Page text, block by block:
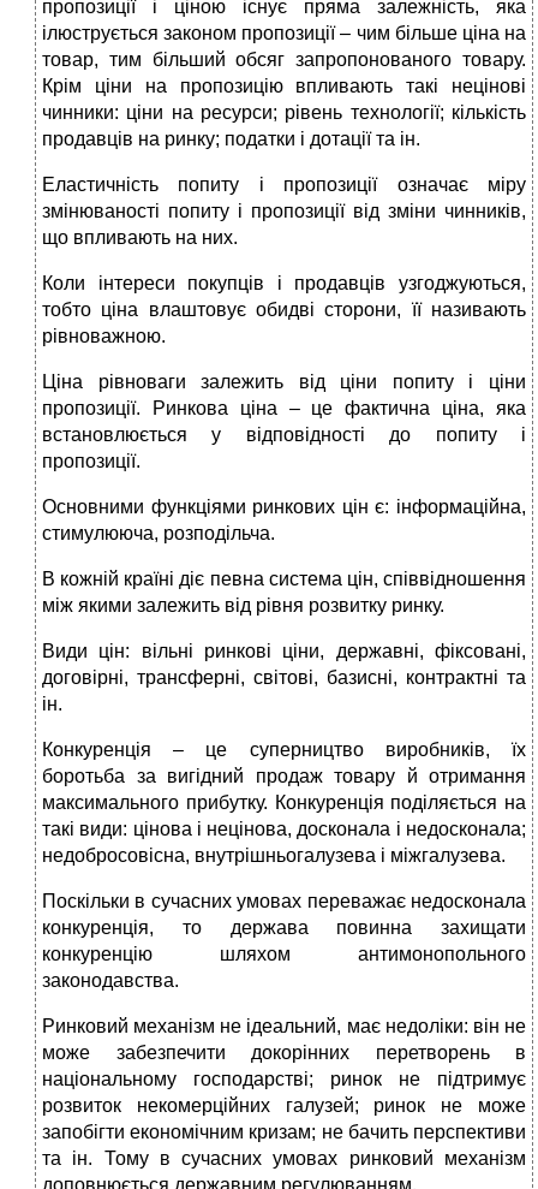
пропозиції і ціною існує пряма залежність, яка
ілюструється законом пропозиції – чим більше ціна на
товар, тим більший обсяг запропонованого товару.
Крім ціни на пропозицію впливають такі нецінові
чинники: ціни на ресурси; рівень технології; кількість
продавців на ринку; податки і дотації та ін.
Еластичність попиту і пропозиції означає міру
змінюваності попиту і пропозиції від зміни чинників,
що впливають на них.
Коли інтереси покупців і продавців узгоджуються,
тобто ціна влаштовує обидві сторони, її називають
рівноважною.
Ціна рівноваги залежить від ціни попиту і ціни
пропозиції. Ринкова ціна – це фактична ціна, яка
встановлюється у відповідності до попиту і
пропозиції.
Основними функціями ринкових цін є: інформаційна,
стимулююча, розподільча.
В кожній країні діє певна система цін, співвідношення
між якими залежить від рівня розвитку ринку.
Види цін: вільні ринкові ціни, державні, фіксовані,
договірні, трансферні, світові, базисні, контрактні та
ін.
Конкуренція – це суперництво виробників, їх
боротьба за вигідний продаж товару й отримання
максимального прибутку. Конкуренція поділяється на
такі види: цінова і нецінова, досконала і недосконала;
недобросовісна, внутрішньогалузева і міжгалузева.
Поскільки в сучасних умовах переважає недосконала
конкуренція, то держава повинна захищати
конкуренцію шляхом антимонопольного
законодавства.
Ринковий механізм не ідеальний, має недоліки: він не
може забезпечити докорінних перетворень в
національному господарстві; ринок не підтримує
розвиток некомерційних галузей; ринок не може
запобігти економічним кризам; не бачить перспективи
та ін. Тому в сучасних умовах ринковий механізм